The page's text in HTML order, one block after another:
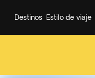
Destinos Estilo de viaje